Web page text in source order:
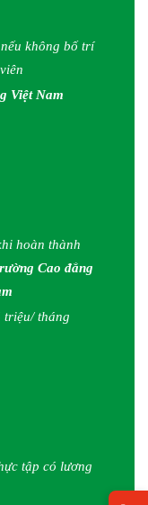
không bố trí
Việt Nam
hoàn thành
Cao đẳng
triệu/ tháng
tập có lương